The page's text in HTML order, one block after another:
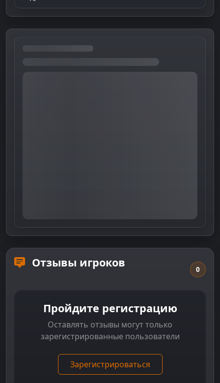
Отзывы игроков 0
Пройдите регистрацию
Оставлять отзывы могут только
зарегистрированные пользователи
Зарегистрироваться